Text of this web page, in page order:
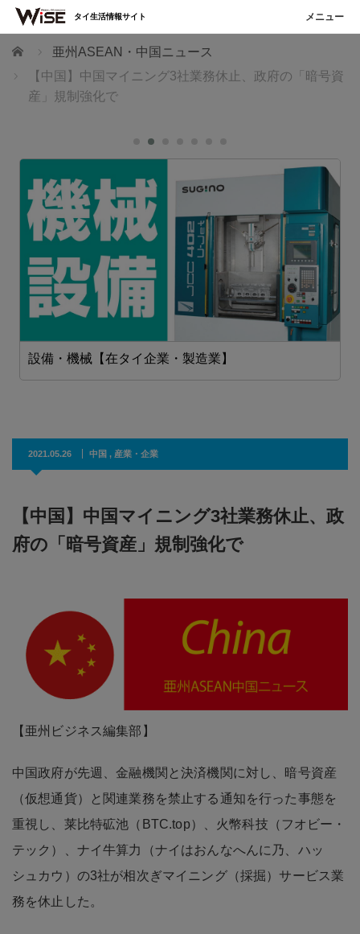
ホーム
亜州ASEAN・中国ニュース
【中国】中国マイニング3社業務休止、政府の「暗号資
産」規制強化で
設備・機械【在タイ企業・製造業】
2021.05.26 中国 , 産業・企業
【中国】中国マイニング3社業務休止、政
府の「暗号資産」規制強化で
【亜州ビジネス編集部】
中国政府が先週、金融機関と決済機関に対し、暗号資産
（仮想通貨）と関連業務を禁止する通知を行った事態を
重視し、莱比特砿池（BTC.top）、火幣科技（フオビー・
テック）、ナイ牛算力（ナイはおんなへんに乃、ハッ
シュカウ）の3社が相次ぎマイニング（採掘）サービス業
務を休止した。
タイ生活情報サイト